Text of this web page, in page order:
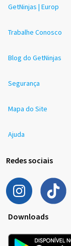
GetNinjas | Europ
Trabalhe Conosco
Blog do GetNinjas
Segurança
Mapa do Site
Ajuda
Redes sociais
Downloads